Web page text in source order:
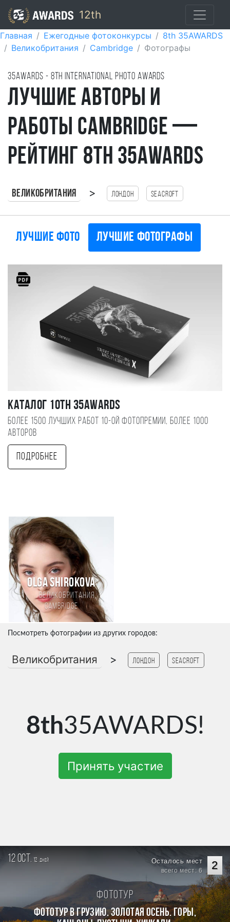
12th
Главная Ежегодные фотоконкурсы
8th 35AWARDS
Великобритания
Cambridge Фотографы
35AWARDS - 8TH international photo awards
Лучшие авторы и
работы Cambridge —
рейтинг 8th 35AWARDS
Великобритания > Лондон Seacroft
Лучшие фото Лучшие фотографы
Каталог 10TH 35AWARDS
Более 1500 лучших работ 10-ой фотопремии, более 1000
авторов
Подробнее
Olga Shirokova
Великобритания,
Cambridge
Посмотреть фотографии из других городов:
Великобритания > Лондон Seacroft
8th35AWARDS!
Принять участие
12 oct. 12 дней 2
Осталось мест
всего мест: 6
Фототур
Фототур в Грузию. Золотая осень. Горы,